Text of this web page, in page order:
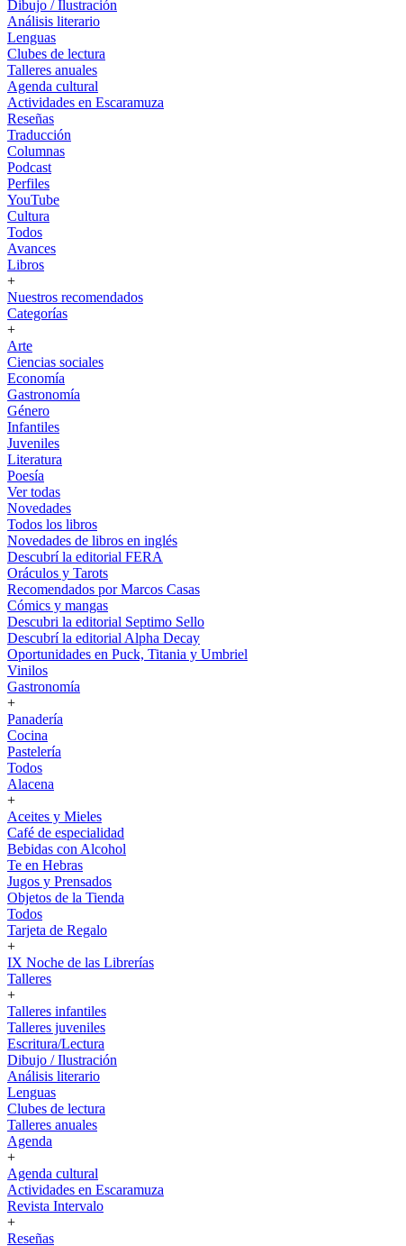
Dibujo / Ilustración
Análisis literario
Lenguas
Clubes de lectura
Talleres anuales
Agenda cultural
Actividades en Escaramuza
Reseñas
Traducción
Columnas
Podcast
Perfiles
YouTube
Cultura
Todos
Avances
Libros
+
Nuestros recomendados
Categorías
+
Arte
Ciencias sociales
Economía
Gastronomía
Género
Infantiles
Juveniles
Literatura
Poesía
Ver todas
Novedades
Todos los libros
Novedades de libros en inglés
Descubrí la editorial FERA
Oráculos y Tarots
Recomendados por Marcos Casas
Cómics y mangas
Descubri la editorial Septimo Sello
Descubrí la editorial Alpha Decay
Oportunidades en Puck, Titania y Umbriel
Vinilos
Gastronomía
+
Panadería
Cocina
Pastelería
Todos
Alacena
+
Aceites y Mieles
Café de especialidad
Bebidas con Alcohol
Te en Hebras
Jugos y Prensados
Objetos de la Tienda
Todos
Tarjeta de Regalo
+
IX Noche de las Librerías
Talleres
+
Talleres infantiles
Talleres juveniles
Escritura/Lectura
Dibujo / Ilustración
Análisis literario
Lenguas
Clubes de lectura
Talleres anuales
Agenda
+
Agenda cultural
Actividades en Escaramuza
Revista Intervalo
+
Reseñas